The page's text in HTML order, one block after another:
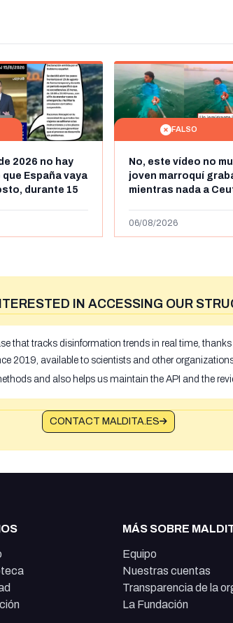
2026 no hay
España vaya
durante 15
FALSO
No, este vídeo no
joven marroquí
mientras nada a
más de 450km de
06/08/2026
IN ACCESSING OUR
that tracks disinformation trends in real time,
2019, available to scientists and other
and also helps us maintain the API and the
CONTACT MALDITA.ES
MÁS SOBRE
Equipo
Nuestras cuentas
Transparencia de la
La Fundación